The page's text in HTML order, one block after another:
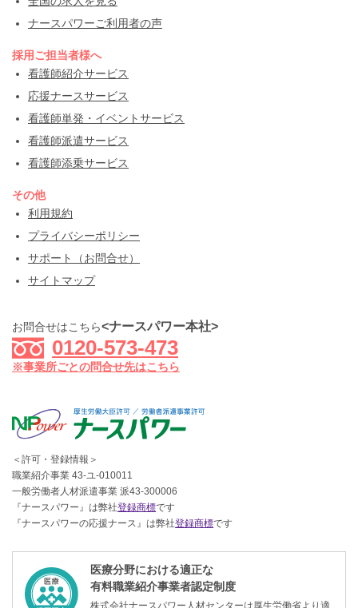
ナースパワーご利用者の声
採用ご担当者様へ
看護師紹介サービス
応援ナースサービス
看護師単発・イベントサービス
看護師派遣サービス
看護師添乗サービス
その他
利用規約
プライバシーポリシー
サポート（お問合せ）
サイトマップ
お問合せはこちら<ナースパワー本社>
0120-573-473
※事業所ごとの問合せ先はこちら
＜許可・登録情報＞
職業紹介事業 43-ユ-010011
一般労働者人材派遣事業 派43-300006
『ナースパワー』は弊社登録商標です
『ナースパワーの応援ナース』は弊社登録商標です
医療分野における適正な
有料職業紹介事業者認定制度
株式会社ナースパワー人材センターは厚生労働省より適